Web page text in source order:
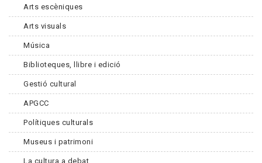
Arts escèniques
Arts visuals
Música
Biblioteques, llibre i edició
Gestió cultural
APGCC
Polítiques culturals
Museus i patrimoni
La cultura a debat